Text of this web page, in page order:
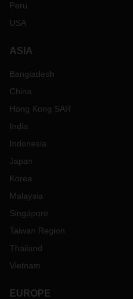
Peru
USA
ASIA
Bangladesh
China
Hong Kong SAR
India
Indonesia
Japan
Korea
Malaysia
Singapore
Taiwan Region
Thailand
Vietnam
EUROPE